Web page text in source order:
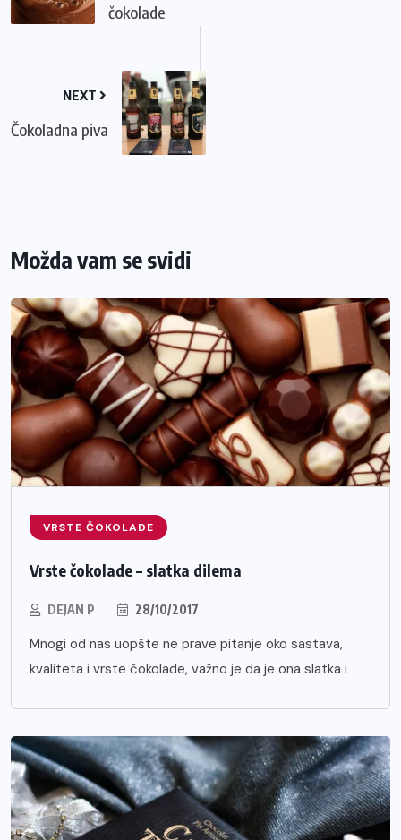
čokolade
NEXT
Čokoladna piva
Možda vam se svidi
VRSTE ČOKOLADE
Vrste čokolade – slatka dilema
DEJAN P 28/10/2017
Mnogi od nas uopšte ne prave pitanje oko sastava,
kvaliteta i vrste čokolade, važno je da je ona slatka i